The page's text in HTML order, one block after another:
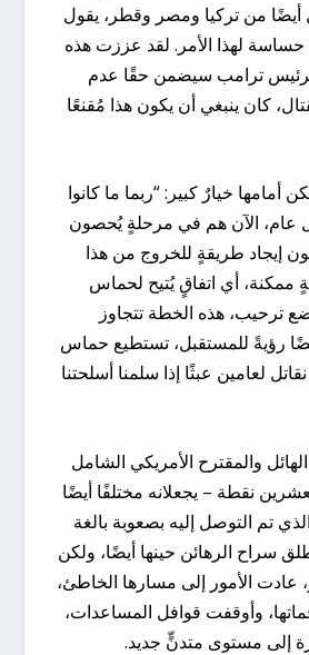
أيضًا من تركيا ومصر وقطر، يقول
لهذا الأمر. لقد عززت هذه
الرئيس ترامب سيضمن حقًا عدم
كان ينبغي أن يكون هذا مُقنعًا
خيارٌ كبير: “ربما ما كانوا
عام، الآن هم في مرحلةٍ يُحصون
إيجاد طريقةٍ للخروج من هذا
ممكنة، أي اتفاقٍ يُتيح لحماس
ترحيب، هذه الخطة تتجاوز
أيضًا رؤيةً للمستقبل، تستطيع حماس
لعامين عبثًا إذا سلمنا أسلحتنا
والمقترح الأمريكي الشامل
نقطة – يجعلانه مختلفًا أيضًا
تم التوصل إليه بصعوبة بالغة
سراح الرهائن حينها أيضًا، ولكن
الأمور إلى مسارها الخاطئ،
وأوقفت قوافل المساعدات،
إلى مستوى متدنٍّ جديد.